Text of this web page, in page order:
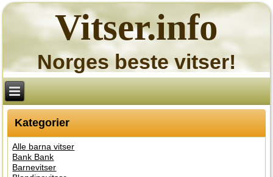
Vitser.info
Norges beste vitser!
Kategorier
Alle barna vitser
Bank Bank
Barnevitser